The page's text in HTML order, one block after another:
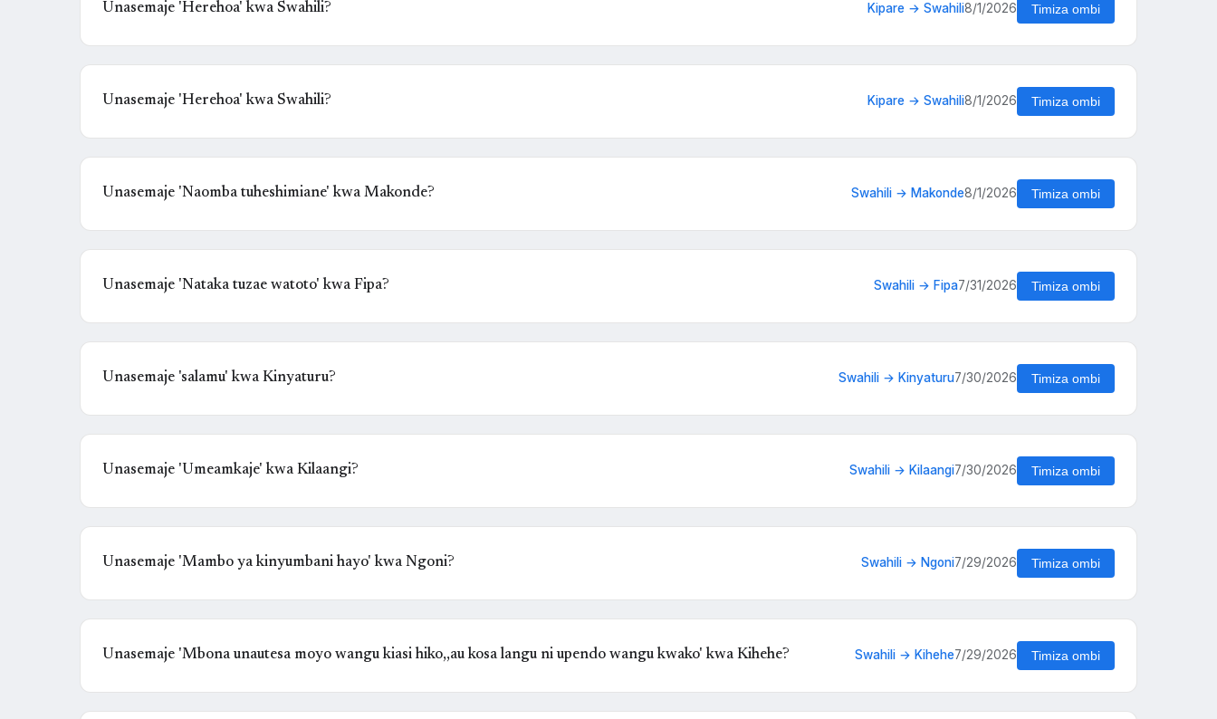
Unasemaje 'Herehoa' kwa Swahili? Kipare → Swahili8/1/2026 Timiza ombi
Unasemaje 'Herehoa' kwa Swahili? Kipare → Swahili8/1/2026 Timiza ombi
Unasemaje 'Naomba tuheshimiane' kwa Makonde? Swahili → Makonde8/1/2026 Timiza ombi
Unasemaje 'Nataka tuzae watoto' kwa Fipa? Swahili → Fipa7/31/2026 Timiza ombi
Unasemaje 'salamu' kwa Kinyaturu? Swahili → Kinyaturu7/30/2026 Timiza ombi
Unasemaje 'Umeamkaje' kwa Kilaangi? Swahili → Kilaangi7/30/2026 Timiza ombi
Unasemaje 'Mambo ya kinyumbani hayo' kwa Ngoni? Swahili → Ngoni7/29/2026 Timiza ombi
Unasemaje 'Mbona unautesa moyo wangu kiasi hiko,,au kosa langu ni upendo wangu kwako' kwa Kihehe? Swahili → Kihehe7/29/2026 Timiza ombi